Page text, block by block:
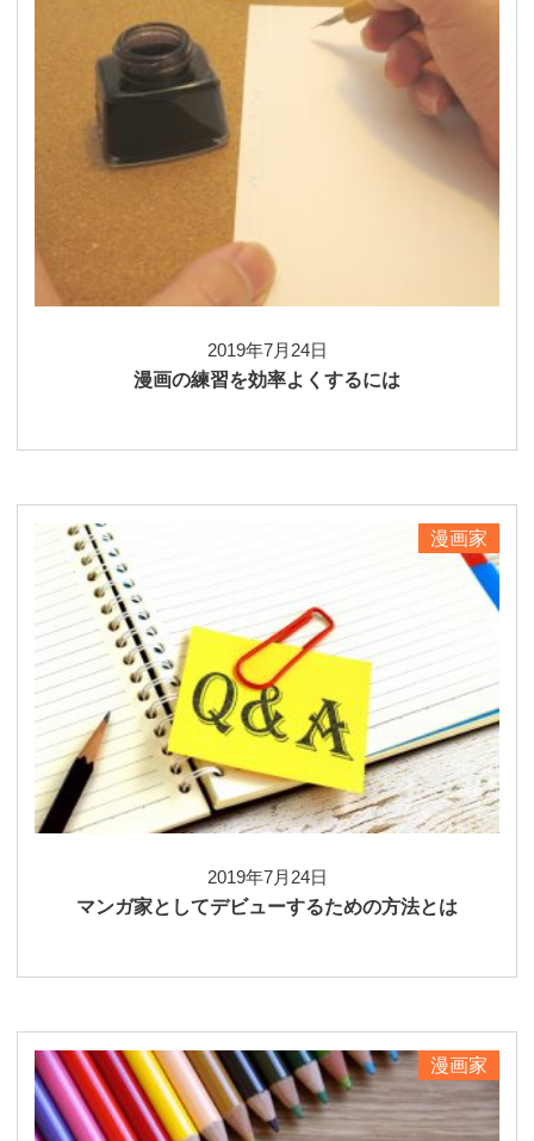
2019年7月24日
漫画の練習を効率よくするには
漫画家
2019年7月24日
マンガ家としてデビューするための方法とは
漫画家